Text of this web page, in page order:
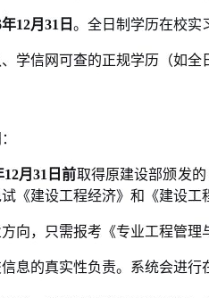
12月31日 。全日制学历在校实
学信网可查的正规学历（如全
12月31日前取得原建设部颁发
《建设工程经济》和《建设工
向，只需报考《专业工程管理
息的真实性负责。系统会进行